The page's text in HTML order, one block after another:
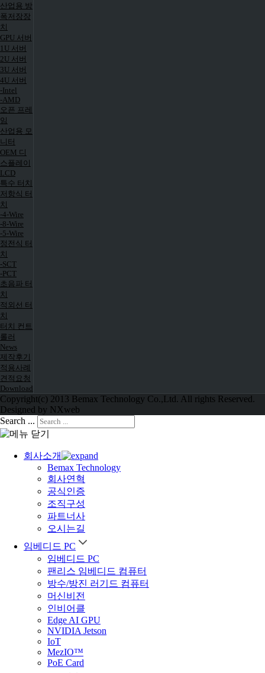
산업용 방
폭저장장
치
GPU 서버
1U 서버
2U 서버
3U 서버
4U 서버
-Intel
-AMD
오픈 프레
임
산업용 모
니터
OEM 디
스플레이
LCD
특수 터치
저항식 터
치
-4-Wire
-8-Wire
-5-Wire
정전식 터
치
-SCT
-PCT
초음파 터
치
적외선 터
치
터치 컨트
롤러
News
제작후기
적용사례
견적요청
Download
Copyright(c) 2013 Bemax Technology Co.,Ltd. All rights Reserved.
Designed by NXweb
Search ...
회사소개
Bemax Technology
회사연혁
공식인증
조직구성
파트너사
오시는길
임베디드 PC
임베디드 PC
팬리스 임베디드 컴퓨터
방수/방진 러기드 컴퓨터
머신비전
인비어클
Edge AI GPU
NVIDIA Jetson
IoT
MezIO™
PoE Card